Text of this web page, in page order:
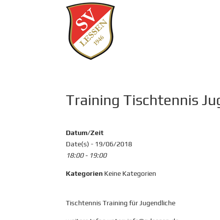
Training Tischtennis
Datum/Zeit
Date(s) - 19/06/2018
18:00 - 19:00
Kategorien Keine Kategorien
Tischtennis Training für Jugendliche